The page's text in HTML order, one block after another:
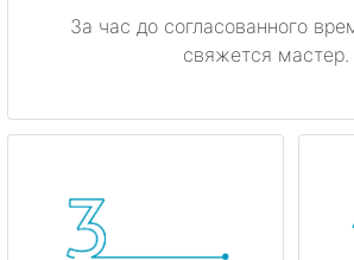
За час до согласованного
свяжется мастер.